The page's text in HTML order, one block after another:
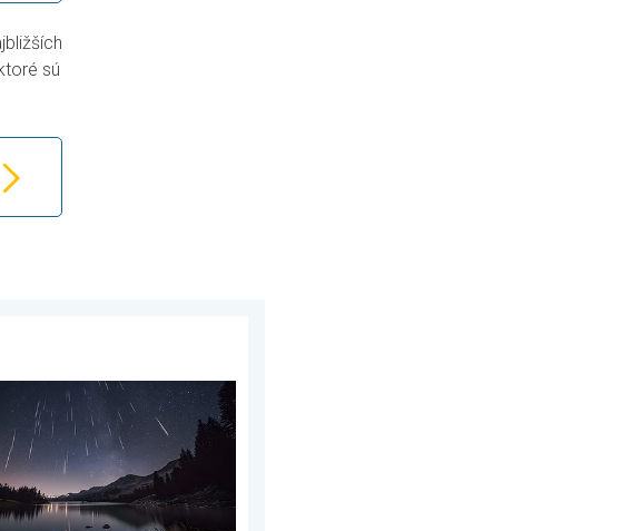
sú
. . streda 15. júla 2026
padajúcich hviezd. Vrchol v auguste. . . piatok 17. júla 2026